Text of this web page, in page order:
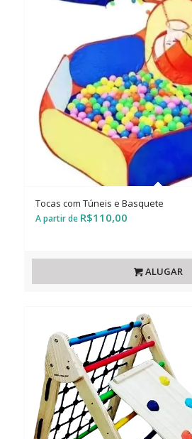
Tocas com Túneis e Basquete
R$110,00
ALUGAR